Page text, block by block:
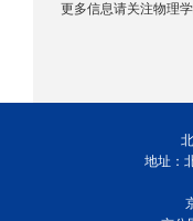
更多信息请关注物理
地址：